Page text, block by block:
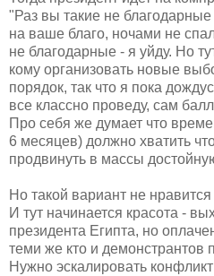
"Раз вы такие не благодарные
на ваше благо, ночами не
не благодарные - я уйду. Но
кому организовать новые
порядок, так что я пока
все классно проведу, сам
Про себя же думает что
6 месяцев) должно хватить
продвинуть в массы
Но такой вариант не
И тут начинается красота -
президента Египта, но
теми же кто и демонстрантов
Нужно эскалировать